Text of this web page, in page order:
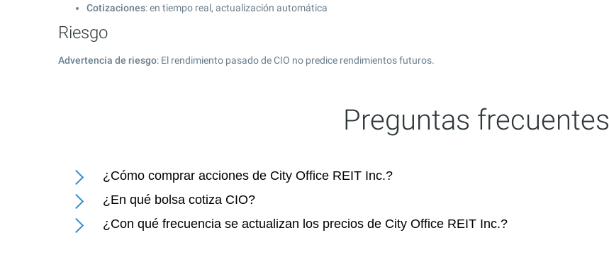
Cotizaciones: en tiempo real, actualización automática
Riesgo
Advertencia de riesgo: El rendimiento pasado de CIO no predice rendimientos futuros.
Preguntas frecuentes
¿Cómo comprar acciones de City Office REIT Inc.?
¿En qué bolsa cotiza CIO?
¿Con qué frecuencia se actualizan los precios de City Office REIT Inc.?